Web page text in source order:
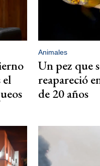
el
Animales
Un pez que
reapareció
de 20 años